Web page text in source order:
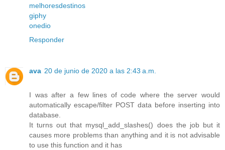
melhoresdestinos
giphy
onedio
Responder
ava 20 de junio de 2020 a las 2:43 a.m.
I was after a few lines of code where the server would
automatically escape/filter POST data before inserting into
database.
It turns out that mysql_add_slashes() does the job but it
causes more problems than anything and it is not advisable
to use this function and it has